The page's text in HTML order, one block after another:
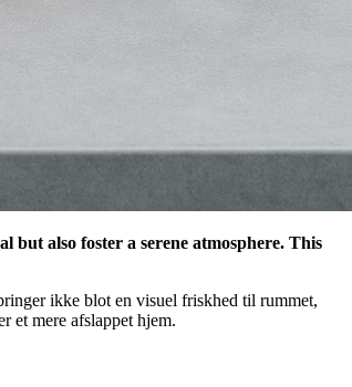
but also foster a serene atmosphere. This
ikke blot en visuel friskhed til rummet,
et mere afslappet hjem.